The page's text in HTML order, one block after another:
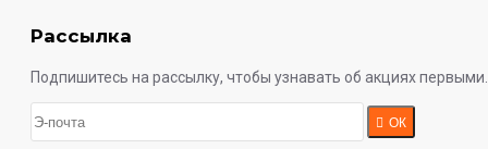
Рассылка
Подпишитесь на рассылку, чтобы узнавать об акциях первыми.
ОК